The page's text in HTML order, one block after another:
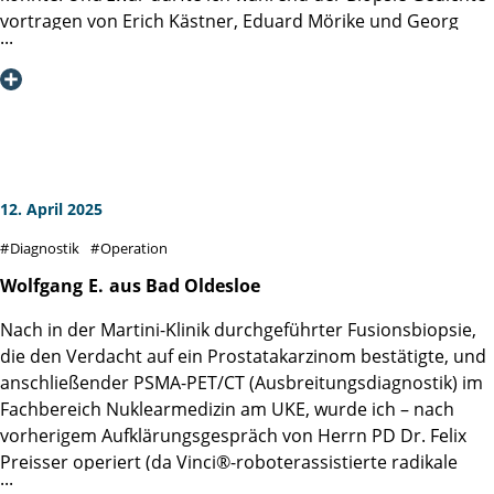
vortragen von Erich Kästner, Eduard Mörike und Georg
Trakl. Das lenkte mich ab und die Damen waren so
begeistert, wie es ein Rezitator von Gedichten gerne hat.
12. April 2025
Diagnostik Operation
Wolfgang E. aus Bad Oldesloe
Nach in der Martini-Klinik durchgeführter Fusionsbiopsie,
die den Verdacht auf ein Prostatakarzinom bestätigte, und
anschließender PSMA-PET/CT (Ausbreitungsdiagnostik) im
Fachbereich Nuklearmedizin am UKE, wurde ich ­– nach
vorherigem Aufklärungsgespräch von Herrn PD Dr. Felix
Preisser operiert (da Vinci®-roboterassistierte radikale
Prostatektomie). Über den problemlosen Verlauf der